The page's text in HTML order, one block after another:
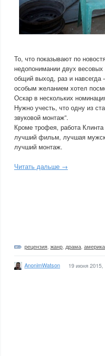
То, что показывают по
недопонимании двух
общий выход, раз и навсегда
особым желанием хотел
Оскар в нескольких
Нужно учесть, что одну из
звуковой монтаж”.
Кроме трофея, работа
лучший фильм, лучшая
лучший монтаж.
Читать дальше →
рецензия жанр драма
AnonimWatson 19 июня 2015,